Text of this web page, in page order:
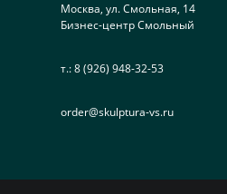
Москва, ул. Смольная, 14
Бизнес-центр Смольный
т.:8 (926) 948-32-53
order@skulptura-vs.ru